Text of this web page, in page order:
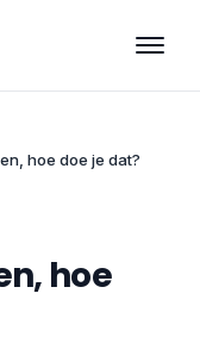
hoe doe je dat?
hoe